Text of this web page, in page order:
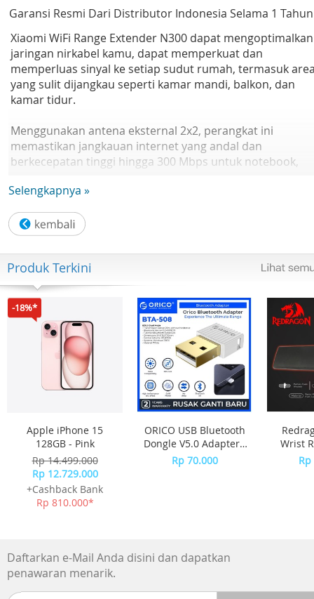
Garansi Resmi Dari Distributor Indonesia Selama 1 Tahun
Xiaomi WiFi Range Extender N300 dapat mengoptimalkan
jaringan nirkabel kamu, dapat memperkuat dan
memperluas sinyal ke setiap sudut rumah, termasuk
yang sulit dijangkau seperti kamar mandi, balkon, dan
kamar tidur.
Menggunakan antena eksternal 2x2, perangkat ini
memastikan jangkauan internet yang andal dan
berkecepatan tinggi hingga 300 Mbps untuk notebook,
pengalaman bermain game dan menonton film kamu
mana saja.
Spesifikasi
Model Produk : RD10/RD10M
Jenis Antena : 2 antena eksternal
Standar Nirkabel : IEEE 802.11b/g/n
Kecepatan Sinyal : 2,4 GHz, hingga 300 Mbps
Penggunaan daya : 3,57 W
Isi kemasan
Xiaomi WiFi Range Extender N300
Pemberitahuan garansi
Selengkapnya »
Produk Terkini
-18%*
Apple iPhone 15
128GB - Pink
Rp 14.499.000
Rp 12.729.000
+Cashback Bank
Rp 810.000*
ORICO USB Bluetooth
Dongle V5.0 Adapter -
BTA-508 - WHITE
Rp 70.000
Wrist
Daftarkan e-Mail Anda disini dan dapatkan
penawaran menarik.